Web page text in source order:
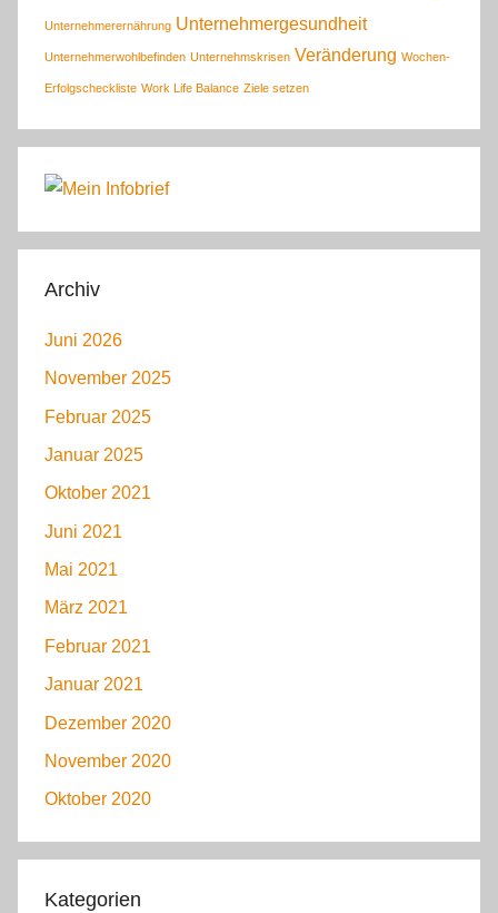
Unternehmerernährung Unternehmergesundheit
Unternehmerwohlbefinden Unternehmskrisen Veränderung Wochen-
Erfolgscheckliste Work Life Balance Ziele setzen
Archiv
Juni 2026
November 2025
Februar 2025
Januar 2025
Oktober 2021
Juni 2021
Mai 2021
März 2021
Februar 2021
Januar 2021
Dezember 2020
November 2020
Oktober 2020
Kategorien